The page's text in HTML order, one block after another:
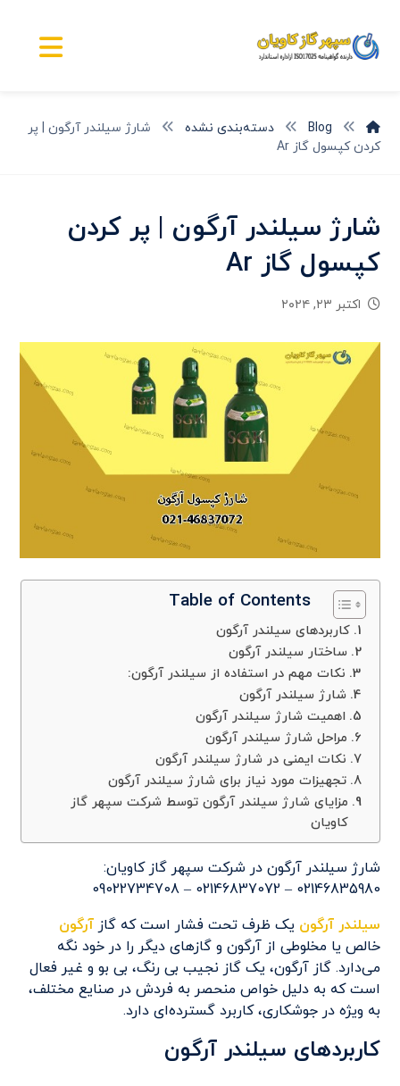
Blog دسته‌بندی نشده
شارژ سیلندر آرگون | پر
کردن کپسول گاز Ar
شارژ سیلندر آرگون | پر کردن
کپسول گاز Ar
اکتبر ۲۳, ۲۰۲۴
Table of Contents
کاربردهای سیلندر آرگون
ساختار سیلندر آرگون
نکات مهم در استفاده از سیلندر آرگون:
شارژ سیلندر آرگون
اهمیت شارژ سیلندر آرگون
مراحل شارژ سیلندر آرگون
نکات ایمنی در شارژ سیلندر آرگون
تجهیزات مورد نیاز برای شارژ سیلندر آرگون
مزایای شارژ سیلندر آرگون توسط شرکت‌ سپهر گاز
کاویان
شارژ سیلندر آرگون در شرکت سپهر گاز کاویان:
02146835980 – 02146837072 – 09022734708
سیلندر آرگون یک ظرف تحت فشار است که گازآرگون
خالص یا مخلوطی از آرگون و گازهای دیگر را در خود نگه
می‌دارد. گاز آرگون، یک گاز نجیب بی رنگ، بی بو و غیر فعال
است که به دلیل خواص منحصر به فردش در صنایع مختلف،
به ویژه در جوشکاری، کاربرد گسترده‌ای دارد.
کاربردهای سیلندر آرگون